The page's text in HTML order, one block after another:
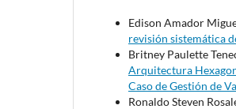
Edison Amador
revisión sistemática
Britney Paulette
Arquitectura
Caso de Gestión de
Ronaldo Steven